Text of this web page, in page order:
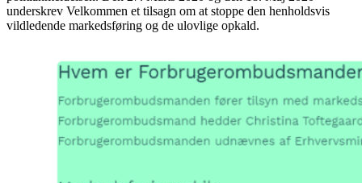
underskrev Velkommen et tilsagn om at stoppe den henholdsvis
vildledende markedsføring og de ulovlige opkald.